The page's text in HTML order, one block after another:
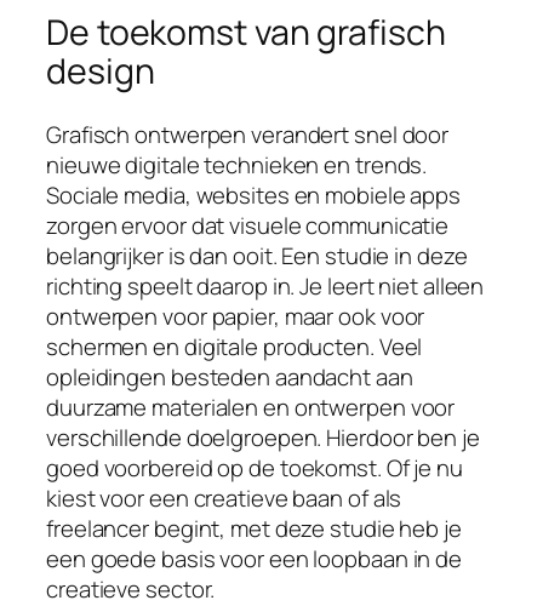
De toekomst van grafisch
design
Grafisch ontwerpen verandert snel door
nieuwe digitale technieken en trends.
Sociale media, websites en mobiele apps
zorgen ervoor dat visuele communicatie
belangrijker is dan ooit. Een studie in deze
richting speelt daarop in. Je leert niet alleen
ontwerpen voor papier, maar ook voor
schermen en digitale producten. Veel
opleidingen besteden aandacht aan
duurzame materialen en ontwerpen voor
verschillende doelgroepen. Hierdoor ben je
goed voorbereid op de toekomst. Of je nu
kiest voor een creatieve baan of als
freelancer begint, met deze studie heb je
een goede basis voor een loopbaan in de
creatieve sector.